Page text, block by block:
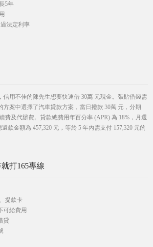
5年
法定利率
信用不佳的陳先生想要快速借 30萬 元現金。張貼借錢需
方案中選擇了汽車貸款方案，當日撥款 30萬 元，分期
費及代辦費。貸款總費用年百分率 (APR) 為 18%，月還
款金額為 457,320 元，等於 5 年內需支付 157,320 元的
打165專線
提款卡
可給費用
貸